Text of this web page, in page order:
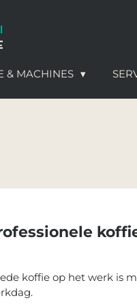
& MACHINES
koffie op het werk is